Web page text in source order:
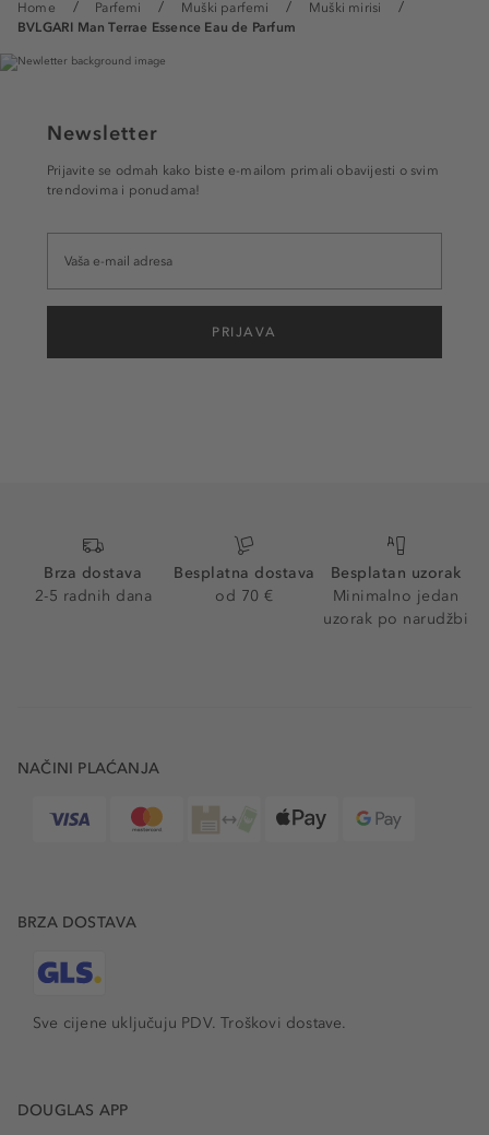
Home Parfemi Muški parfemi
Muški mirisi
BVLGARI Man Terrae Essence Eau de Parfum
Newsletter
Prijavite se odmah kako biste e-mailom primali obavijesti o svim
trendovima i ponudama!
PRIJAVA
Brza dostava
2-5 radnih dana
Besplatna dostava
od 70 €
Besplatan uzorak
Minimalno jedan
uzorak po narudžbi
NAČINI PLAĆANJA
BRZA DOSTAVA
Sve cijene uključuju PDV.Troškovi dostave.
DOUGLAS APP